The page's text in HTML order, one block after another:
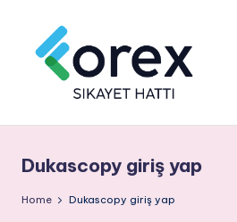
Dukascopy giriş yap
Home Dukascopy giriş yap